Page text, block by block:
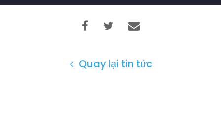
Quay lại tin tức